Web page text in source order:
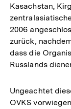
Kasachstan,
2006
zurück,
dass die
Russlands
Ungeachtet
OVKS